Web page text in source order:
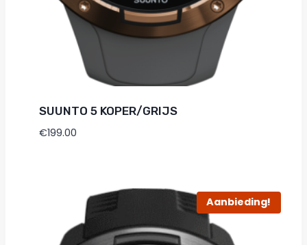
SUUNTO 5 KOPER/GRIJS
€199.00
Aanbieding!